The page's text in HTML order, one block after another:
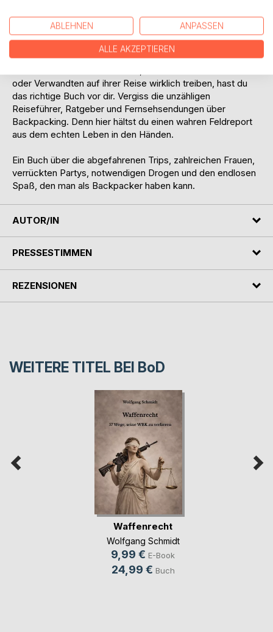
oder gar Geschichten über die Natur und
Sehenswürdigkeiten auf einer solchen Reise erwarten,
kannst du aber sofort aufhören weiterzulesen. Wenn du
allerdings wissen möchtest, was dich auf einem solchen
oder Verwandten auf ihrer Reise wirklich treiben, hast du
das richtige Buch vor dir. Vergiss die unzähligen
Reiseführer, Ratgeber und Fernsehsendungen über
Backpacking. Denn hier hältst du einen wahren Feldreport
aus dem echten Leben in den Händen.
Ein Buch über die abgefahrenen Trips, zahlreichen Frauen,
verrückten Partys, notwendigen Drogen und den endlosen
Spaß, den man als Backpacker haben kann.
AUTOR/IN
PRESSESTIMMEN
REZENSIONEN
WEITERE TITEL BEI BoD
Waffenrecht
Wolfgang Schmidt
9,99 € E-Book
24,99 € Buch
ABLEHNEN ANPASSEN
ALLE AKZEPTIEREN